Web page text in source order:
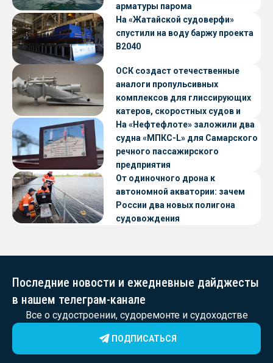
арматуры парома
«Петропавловск» проекта CNF22
На «Жатайской судоверфи»
спустили на воду баржу проекта
В2040
ОСК создаст отечественные
аналоги пропульсивных
комплексов для глиссирующих
катеров, скоростных судов и
судов с малой осадкой
На «Нефтефлоте» заложили два
судна «МПКС-L» для Самарского
речного пассажирского
предприятия
От одиночного дрона к
автономной акватории: зачем
России два новых полигона
судовождения
Последние новости и ежедневные дайджесты
в нашем телеграм-канале
Все о судостроении, судоремонте и судоходстве
ПОДПИСАТЬСЯ